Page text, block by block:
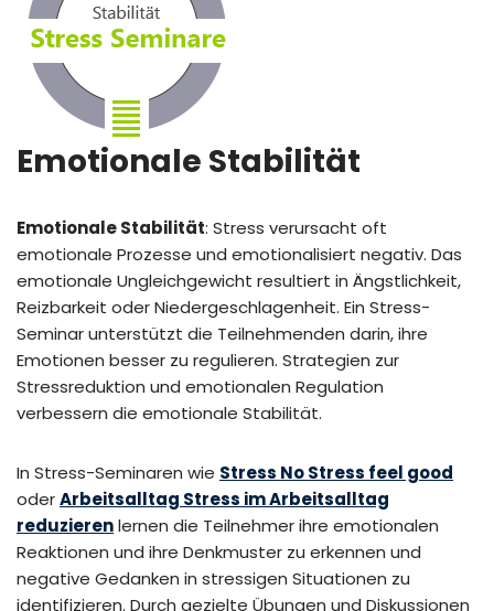
Emotionale Stabilität
Emotionale Stabilität: Stress verursacht oft
emotionale Prozesse und emotionalisiert negativ. Das
emotionale Ungleichgewicht resultiert in Ängstlichkeit,
Reizbarkeit oder Niedergeschlagenheit. Ein Stress-
Seminar unterstützt die Teilnehmenden darin, ihre
Emotionen besser zu regulieren. Strategien zur
Stressreduktion und emotionalen Regulation
verbessern die emotionale Stabilität.
In Stress-Seminaren wie Stress No Stress feel good
oderArbeitsalltag Stress im Arbeitsalltag
reduzierenlernen die Teilnehmer ihre emotionalen
Reaktionen und ihre Denkmuster zu erkennen und
negative Gedanken in stressigen Situationen zu
identifizieren. Durch gezielte Übungen und Diskussionen